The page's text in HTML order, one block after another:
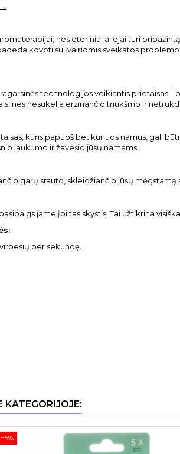
nes eteriniai aliejai turi
kovoti su įvairiomis sveikatos
technologijos veikiantis prietaisas.
nes nesukelia erzinančio triukšmo ir
kuris papuoš bet kuriuos namus, gali
jaukumo ir žavesio jūsų namams.
garų srauto, skleidžiančio jūsų mėgstamą
jame įpiltas skystis. Tai užtikrina
per sekundę.
KATEGORIJOJE:
−5%